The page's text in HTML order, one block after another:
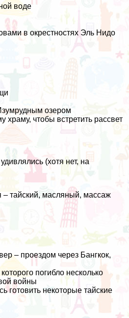
воде
вокрестностях Эль Нидо
озером
храму, чтобы встретить рассвет
(хотя нет, на
– тайский, масляный, массаж
– проездом через Бангкок,
погибло несколько
войны
готовить некоторые тайские